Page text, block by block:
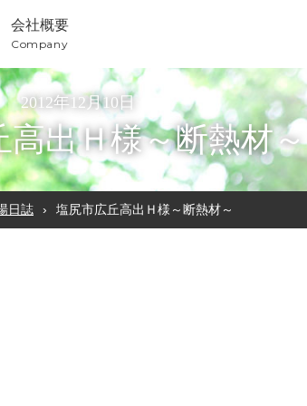
会社概要
Company
2012年12月10日
高出Ｈ様～断熱材～
日誌 塩尻市広丘高出Ｈ様～断熱材～